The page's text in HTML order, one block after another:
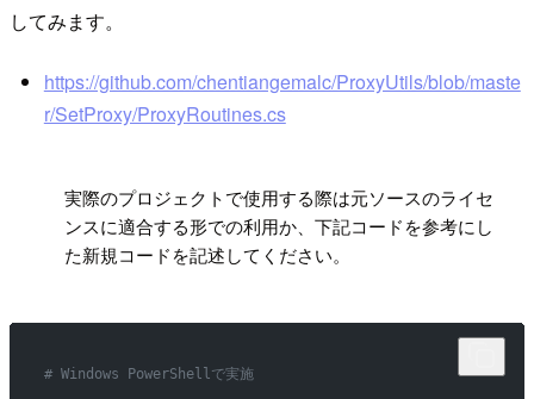
してみます。
https://github.com/chentiangemalc/ProxyUtils/blob/maste
r/SetProxy/ProxyRoutines.cs
実際のプロジェクトで使用する際は元ソースのライセ
ンスに適合する形での利用か、下記コードを参考にし
た新規コードを記述してください。
# Windows PowerShellで実施